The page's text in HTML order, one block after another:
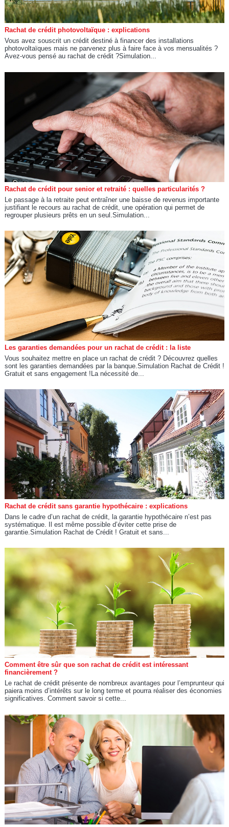
Rachat de crédit photovoltaïque : explications
Vous avez souscrit un crédit destiné à financer des installations
photovoltaïques mais ne parvenez plus à faire face à vos mensualités ?
Avez-vous pensé au rachat de crédit ?Simulation...
Rachat de crédit pour senior et retraité : quelles particularités ?
Le passage à la retraite peut entraîner une baisse de revenus importante
justifiant le recours au rachat de crédit, une opération qui permet de
regrouper plusieurs prêts en un seul.Simulation...
Les garanties demandées pour un rachat de crédit : la liste
Vous souhaitez mettre en place un rachat de crédit ? Découvrez quelles
sont les garanties demandées par la banque.Simulation Rachat de Crédit !
Gratuit et sans engagement !La nécessité de...
Rachat de crédit sans garantie hypothécaire : explications
Dans le cadre d’un rachat de crédit, la garantie hypothécaire n’est pas
systématique. Il est même possible d’éviter cette prise de
garantie.Simulation Rachat de Crédit ! Gratuit et sans...
Comment être sûr que son rachat de crédit est intéressant
financièrement ?
Le rachat de crédit présente de nombreux avantages pour l’emprunteur qui
paiera moins d’intérêts sur le long terme et pourra réaliser des économies
significatives. Comment savoir si cette...